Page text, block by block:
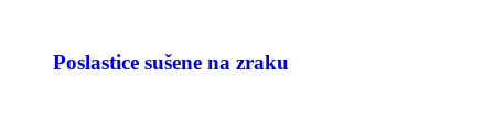
Poslastice sušene na zraku